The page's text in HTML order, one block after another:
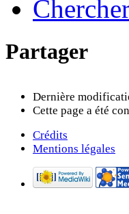
Partager
Dernière
Cette page a été
Crédits
Mentions légales